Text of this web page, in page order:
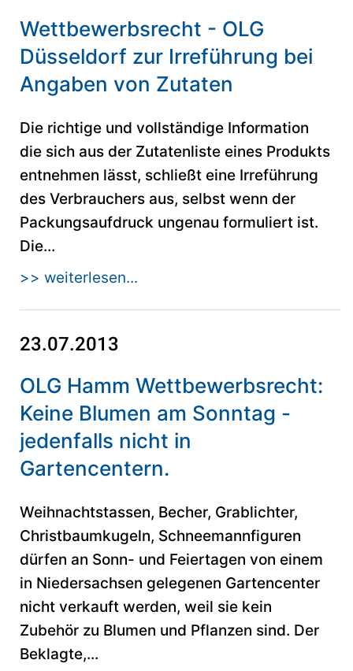
Wettbewerbsrecht - OLG
Düsseldorf zur Irreführung bei
Angaben von Zutaten
Die richtige und vollständige Information
die sich aus der Zutatenliste eines Produkts
entnehmen lässt, schließt eine Irreführung
des Verbrauchers aus, selbst wenn der
Packungsaufdruck ungenau formuliert ist.
Die...
>> weiterlesen...
23.07.2013
OLG Hamm Wettbewerbsrecht:
Keine Blumen am Sonntag -
jedenfalls nicht in
Gartencentern.
Weihnachtstassen, Becher, Grablichter,
Christbaumkugeln, Schneemannfiguren
dürfen an Sonn- und Feiertagen von einem
in Niedersachsen gelegenen Gartencenter
nicht verkauft werden, weil sie kein
Zubehör zu Blumen und Pflanzen sind. Der
Beklagte,...